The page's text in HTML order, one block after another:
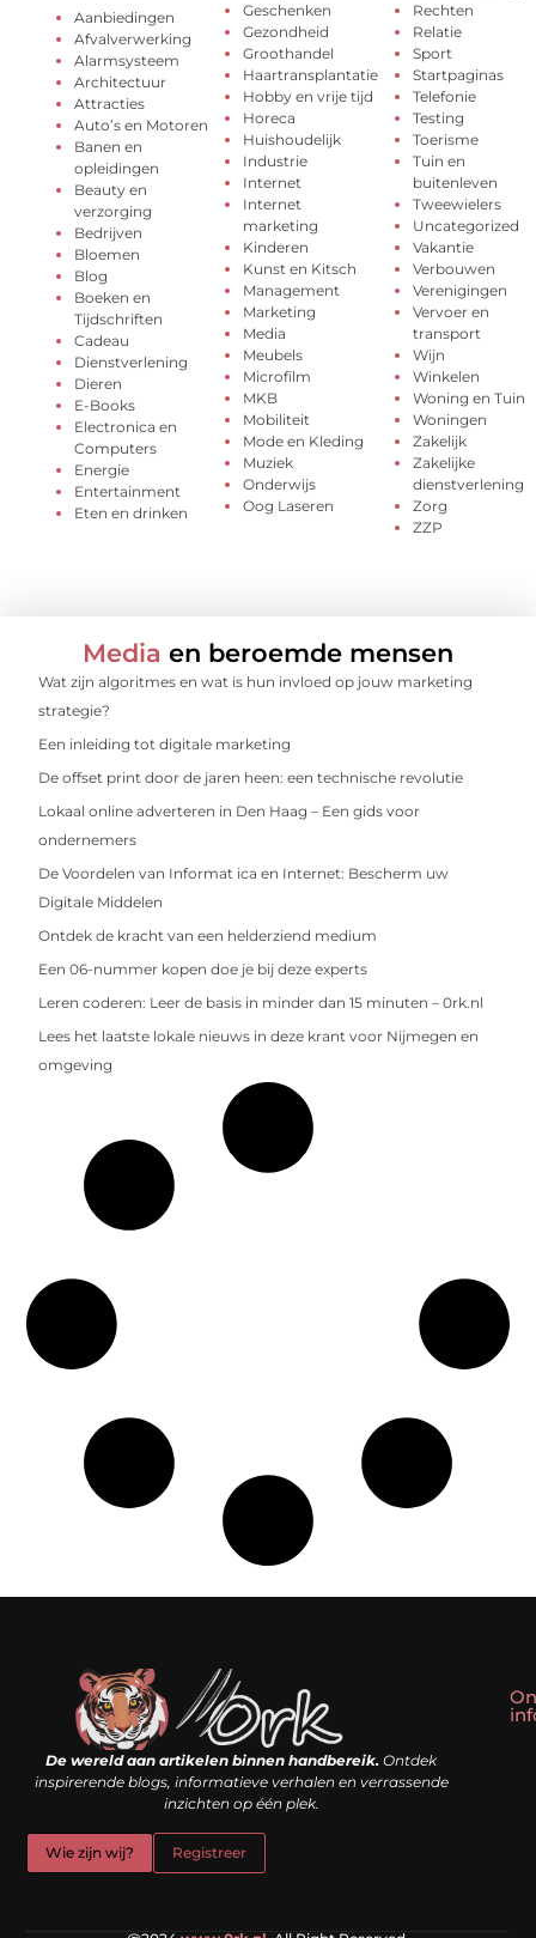
Aanbiedingen
Afvalverwerking
Alarmsysteem
Architectuur
Attracties
Auto’s en Motoren
Banen en
opleidingen
Beauty en
verzorging
Bedrijven
Bloemen
Blog
Boeken en
Tijdschriften
Cadeau
Dienstverlening
Dieren
E-Books
Electronica en
Computers
Energie
Entertainment
Eten en drinken
Geschenken
Gezondheid
Groothandel
Haartransplantatie
Hobby en vrije tijd
Horeca
Huishoudelijk
Industrie
Internet
Internet
marketing
Kinderen
Kunst en Kitsch
Management
Marketing
Media
Meubels
Microfilm
MKB
Mobiliteit
Mode en Kleding
Muziek
Onderwijs
Oog Laseren
Rechten
Relatie
Sport
Startpaginas
Telefonie
Testing
Toerisme
Tuin en
buitenleven
Tweewielers
Uncategorized
Vakantie
Verbouwen
Verenigingen
Vervoer en
transport
Wijn
Winkelen
Woning en Tuin
Woningen
Zakelijk
Zakelijke
dienstverlening
Zorg
ZZP
Media en beroemde mensen
Wat zijn algoritmes en wat is hun invloed op jouw marketing
strategie?
Een inleiding tot digitale marketing
De offset print door de jaren heen: een technische revolutie
Lokaal online adverteren in Den Haag – Een gids voor
ondernemers
De Voordelen van Informat ica en Internet: Bescherm uw
Digitale Middelen
Ontdek de kracht van een helderziend medium
Een 06-nummer kopen doe je bij deze experts
Leren coderen: Leer de basis in minder dan 15 minuten – 0rk.nl
Lees het laatste lokale nieuws in deze krant voor Nijmegen en
omgeving
De wereld aan artikelen binnen handbereik. Ontdek
inspirerende blogs, informatieve verhalen en verrassende
inzichten op één plek.
Wie zijn wij? Registreer